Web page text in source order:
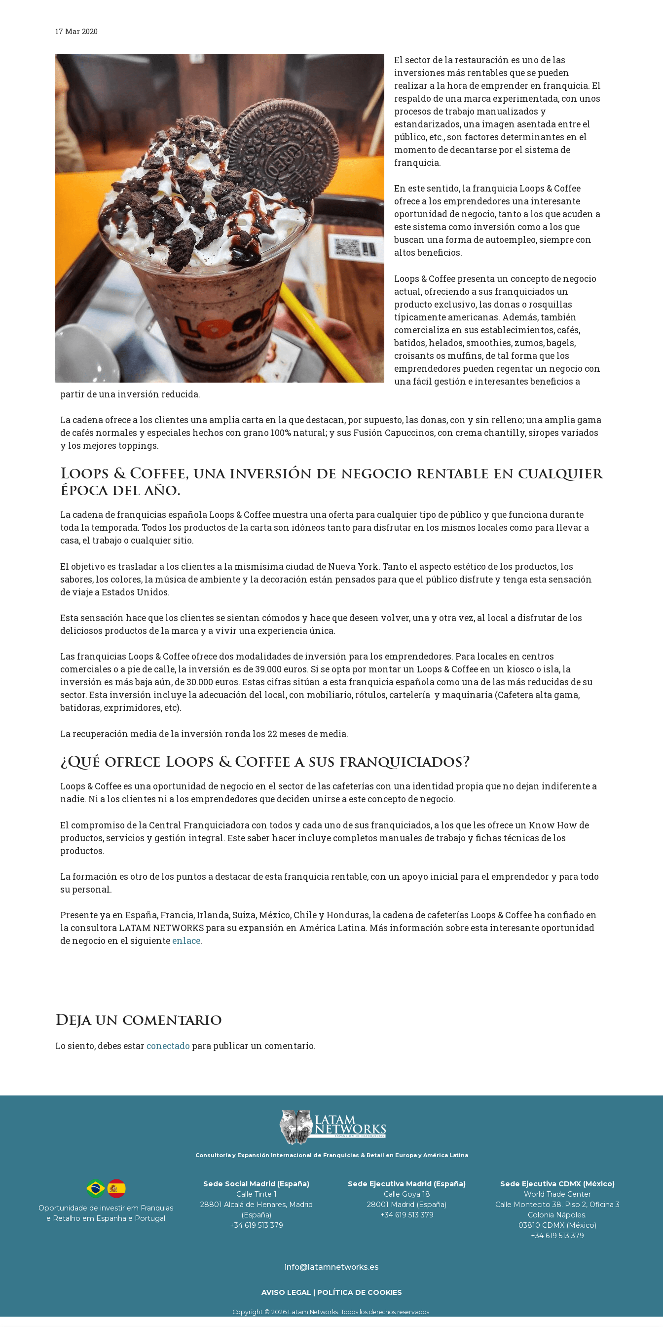
17 Mar 2020
El sector de la restauración es uno de las
inversiones más rentables que se pueden
realizar a la hora de emprender en franquicia. El
respaldo de una marca experimentada, con unos
procesos de trabajo manualizados y
estandarizados, una imagen asentada entre el
público, etc., son factores determinantes en el
momento de decantarse por el sistema de
franquicia.
En este sentido, la franquicia Loops & Coffee
ofrece a los emprendedores una interesante
oportunidad de negocio, tanto a los que acuden a
este sistema como inversión como a los que
buscan una forma de autoempleo, siempre con
altos beneficios.
Loops & Coffee presenta un concepto de negocio
actual, ofreciendo a sus franquiciados un
producto exclusivo, las donas o rosquillas
típicamente americanas. Además, también
comercializa en sus establecimientos, cafés,
batidos, helados, smoothies, zumos, bagels,
croisants os muffins, de tal forma que los
emprendedores pueden regentar un negocio con
una fácil gestión e interesantes beneficios a
partir de una inversión reducida.
La cadena ofrece a los clientes una amplia carta en la que destacan, por supuesto, las donas, con y sin relleno; una amplia gama
de cafés normales y especiales hechos con grano 100% natural; y sus Fusión Capuccinos, con crema chantilly, siropes variados
y los mejores toppings.
Loops & Coffee, una inversión de negocio rentable en cualquier
época del año.
La cadena de franquicias española Loops & Coffee muestra una oferta para cualquier tipo de público y que funciona durante
toda la temporada. Todos los productos de la carta son idóneos tanto para disfrutar en los mismos locales como para llevar a
casa, el trabajo o cualquier sitio.
El objetivo es trasladar a los clientes a la mismísima ciudad de Nueva York. Tanto el aspecto estético de los productos, los
sabores, los colores, la música de ambiente y la decoración están pensados para que el público disfrute y tenga esta sensación
de viaje a Estados Unidos.
Esta sensación hace que los clientes se sientan cómodos y hace que deseen volver, una y otra vez, al local a disfrutar de los
deliciosos productos de la marca y a vivir una experiencia única.
Las franquicias Loops & Coffee ofrece dos modalidades de inversión para los emprendedores. Para locales en centros
comerciales o a pie de calle, la inversión es de 39.000 euros. Si se opta por montar un Loops & Coffee en un kiosco o isla, la
inversión es más baja aún, de 30.000 euros. Estas cifras sitúan a esta franquicia española como una de las más reducidas de su
sector. Esta inversión incluye la adecuación del local, con mobiliario, rótulos, cartelería y maquinaria (Cafetera alta gama,
batidoras, exprimidores, etc).
La recuperación media de la inversión ronda los 22 meses de media.
¿Qué ofrece Loops & Coffee a sus franquiciados?
Loops & Coffee es una oportunidad de negocio en el sector de las cafeterías con una identidad propia que no dejan indiferente a
nadie. Ni a los clientes ni a los emprendedores que deciden unirse a este concepto de negocio.
El compromiso de la Central Franquiciadora con todos y cada uno de sus franquiciados, a los que les ofrece un Know How de
productos, servicios y gestión integral. Este saber hacer incluye completos manuales de trabajo y fichas técnicas de los
productos.
La formación es otro de los puntos a destacar de esta franquicia rentable, con un apoyo inicial para el emprendedor y para todo
su personal.
Presente ya en España, Francia, Irlanda, Suiza, México, Chile y Honduras, la cadena de cafeterías Loops & Coffee ha confiado en
la consultora LATAM NETWORKS para su expansión en América Latina. Más información sobre esta interesante oportunidad
de negocio en el siguiente enlace.
Deja un comentario
Lo siento, debes estar conectado para publicar un comentario.
Consultoría y Expansión Internacional de Franquicias & Retail en Europa y América Latina
Oportunidade de investir em Franquias
e Retalho em Espanha e Portugal
Sede Social Madrid (España)
Calle Tinte 1
28801 Alcalá de Henares, Madrid
(España)
+34 619 513 379
Sede Ejecutiva Madrid (España)
Calle Goya 18
28001 Madrid (España)
+34 619 513 379
Sede Ejecutiva CDMX (México)
World Trade Center
Calle Montecito 38. Piso 2, Oficina 3
Colonia Nápoles.
03810 CDMX (México)
+34 619 513 379
info@latamnetworks.es
AVISO LEGAL | POLÍTICA DE COOKIES
Copyright © 2026 Latam Networks. Todos los derechos reservados.